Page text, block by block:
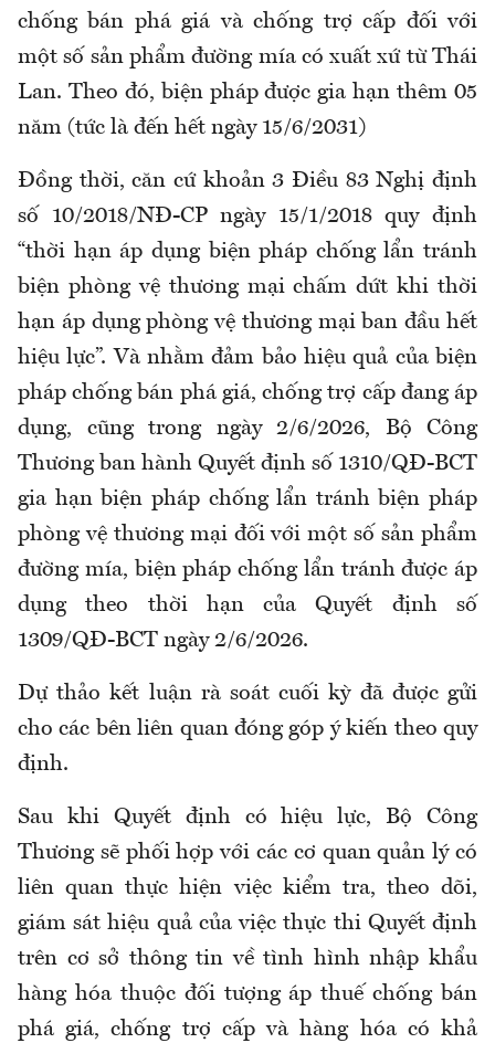
chống bán phá giá và chống trợ cấp đối với
một số sản phẩm đường mía có xuất xứ từ Thái
Lan. Theo đó, biện pháp được gia hạn thêm 05
năm (tức là đến hết ngày 15/6/2031)
Đồng thời, căn cứ khoản 3 Điều 83 Nghị định
số 10/2018/NĐ-CP ngày 15/1/2018 quy định
“thời hạn áp dụng biện pháp chống lẩn tránh
biện phòng vệ thương mại chấm dứt khi thời
hạn áp dụng phòng vệ thương mại ban đầu hết
hiệu lực”. Và nhằm đảm bảo hiệu quả của biện
pháp chống bán phá giá, chống trợ cấp đang áp
dụng, cũng trong ngày 2/6/2026, Bộ Công
Thương ban hành Quyết định số 1310/QĐ-BCT
gia hạn biện pháp chống lẩn tránh biện pháp
phòng vệ thương mại đối với một số sản phẩm
đường mía, biện pháp chống lẩn tránh được áp
dụng theo thời hạn của Quyết định số
1309/QĐ-BCT ngày 2/6/2026.
Dự thảo kết luận rà soát cuối kỳ đã được gửi
cho các bên liên quan đóng góp ý kiến theo quy
định.
Sau khi Quyết định có hiệu lực, Bộ Công
Thương sẽ phối hợp với các cơ quan quản lý có
liên quan thực hiện việc kiểm tra, theo dõi,
giám sát hiệu quả của việc thực thi Quyết định
trên cơ sở thông tin về tình hình nhập khẩu
hàng hóa thuộc đối tượng áp thuế chống bán
phá giá, chống trợ cấp và hàng hóa có khả